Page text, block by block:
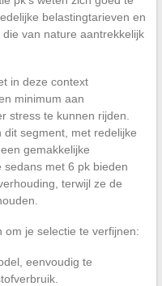
belastingtarieven en
van nature aantrekkelijk
in deze context
minimum aan
stress te kunnen rijden.
segment, met redelijke
gemakkelijke
sedans met 6 pk bieden
terwijl ze de
om je selectie te verfijnen:
eenvoudig te